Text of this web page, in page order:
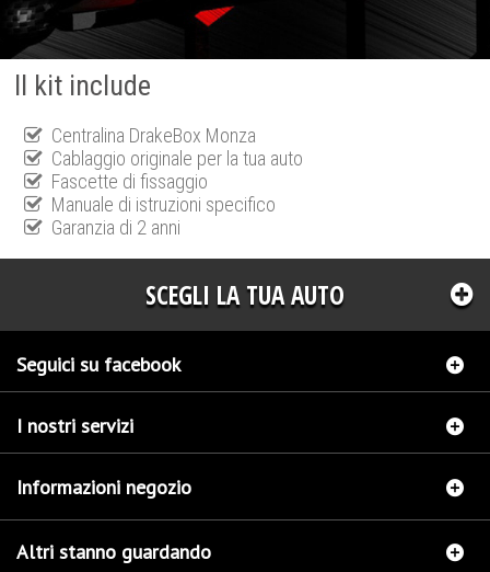
Il kit include
Centralina DrakeBox Monza
Cablaggio originale per la tua auto
Fascette di fissaggio
Manuale di istruzioni specifico
Garanzia di 2 anni
SCEGLI LA TUA AUTO
Seguici su facebook
I nostri servizi
Informazioni negozio
Altri stanno guardando